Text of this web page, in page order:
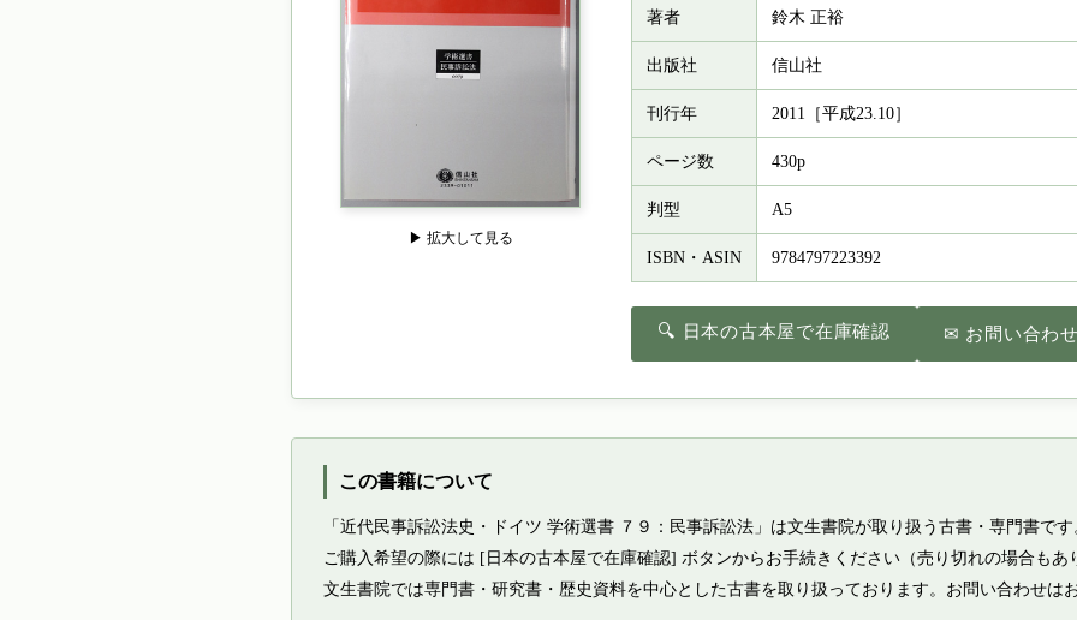
▶ 拡大して見る
著者 鈴木 正裕
出版社 信山社
刊行年 2011［平成23.10］
ページ数 430p
判型 A5
ISBN・ASIN 9784797223392
🔍 日本の古本屋で在庫確認 ✉ お問い合わ
この書籍について
「近代民事訴訟法史・ドイツ 学術選書 ７９：民事訴訟法」は文生書院が取り扱う古書・専門書です
ご購入希望の際には [日本の古本屋で在庫確認] ボタンからお手続きください（売り切れの場合もあ
文生書院では専門書・研究書・歴史資料を中心とした古書を取り扱っております。お問い合わせは